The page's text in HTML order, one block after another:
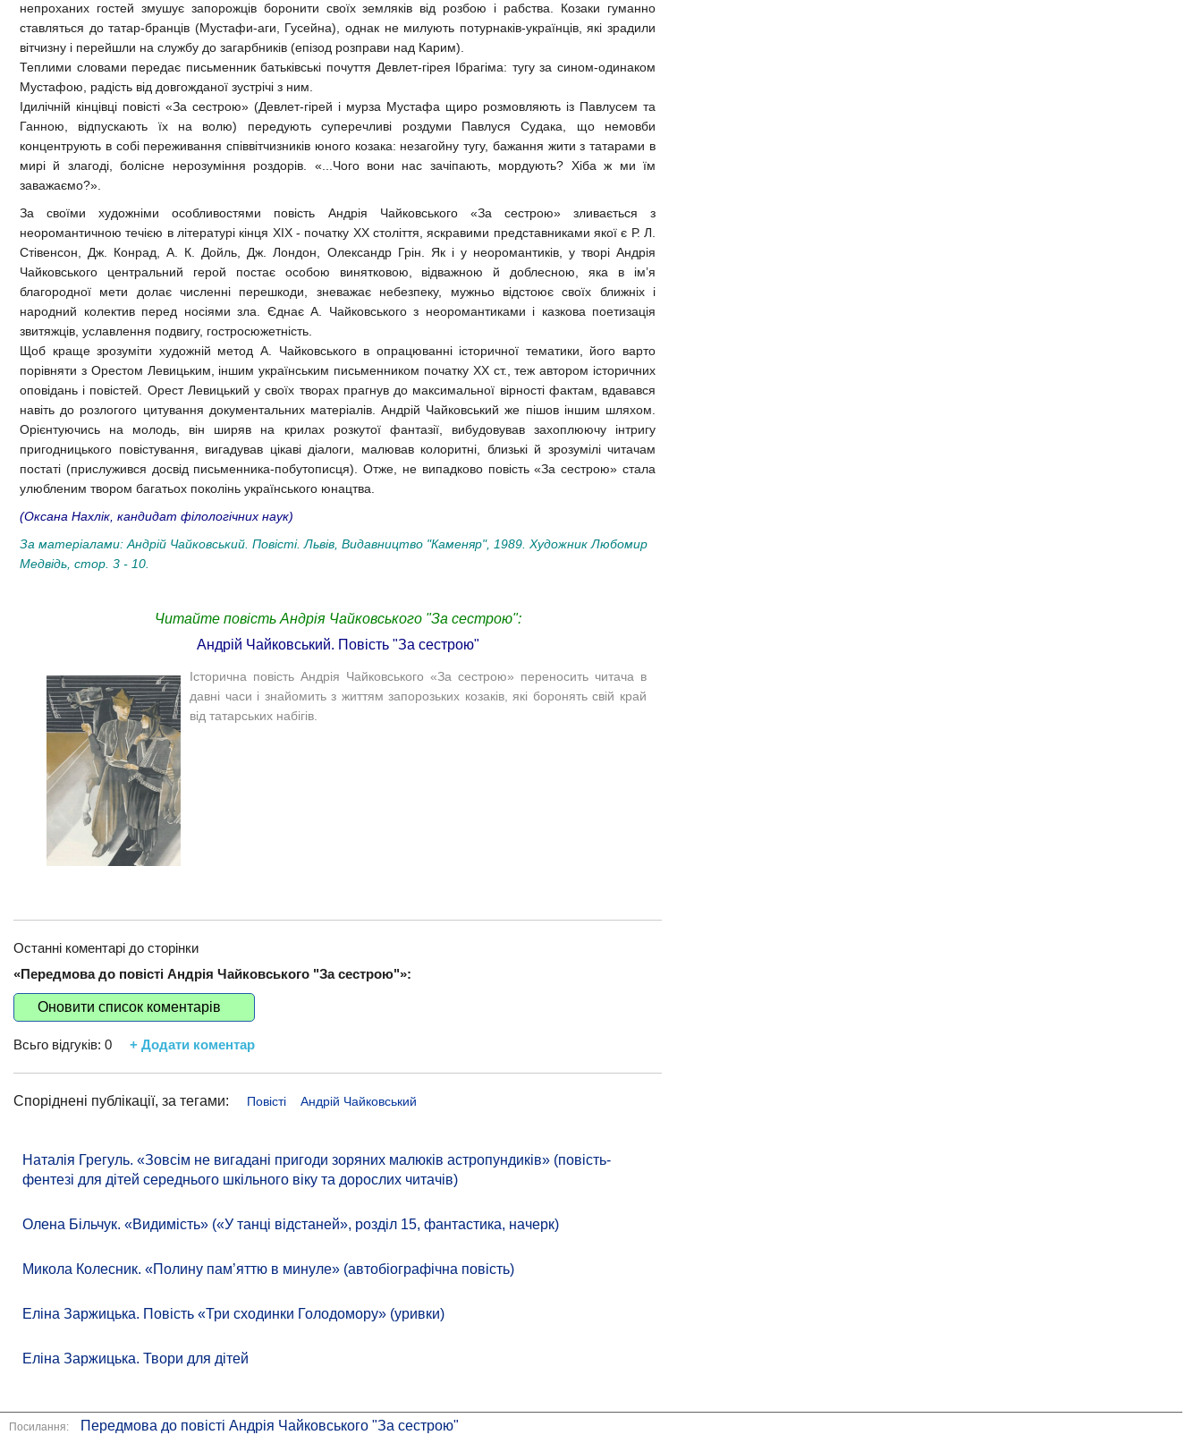
непроханих гостей змушує запорожців боронити своїх земляків від розбою і рабства. Козаки гуманно
ставляться до татар-бранців (Мустафи-аги, Гусейна), однак не милують потурнаків-українців, які зрадили
вітчизну і перейшли на службу до загарбників (епізод розправи над Карим).
Теплими словами передає письменник батьківські почуття Девлет-гірея Ібрагіма: тугу за сином-одинаком
Мустафою, радість від довгожданої зустрічі з ним.
Ідилічній кінцівці повісті «За сестрою» (Девлет-гірей і мурза Мустафа щиро розмовляють із Павлусем та
Ганною, відпускають їх на волю) передують суперечливі роздуми Павлуся Судака, що немовби
концентрують в собі переживання співвітчизників юного козака: незагойну тугу, бажання жити з татарами в
мирі й злагоді, болісне нерозуміння роздорів. «...Чого вони нас зачіпають, мордують? Хіба ж ми їм
заважаємо?».
За своїми художніми особливостями повість Андрія Чайковського «За сестрою» зливається з
неоромантичною течією в літературі кінця XIX - початку XX століття, яскравими представниками якої є Р. Л.
Стівенсон, Дж. Конрад, А. К. Дойль, Дж. Лондон, Олександр Грін. Як і у неоромантиків, у творі Андрія
Чайковського центральний герой постає особою винятковою, відважною й доблесною, яка в ім’я
благородної мети долає численні перешкоди, зневажає небезпеку, мужньо відстоює своїх ближніх і
народний колектив перед носіями зла. Єднає А. Чайковського з неоромантиками і казкова поетизація
звитяжців, уславлення подвигу, гостросюжетність.
Щоб краще зрозуміти художній метод А. Чайковського в опрацюванні історичної тематики, його варто
порівняти з Орестом Левицьким, іншим українським письменником початку XX ст., теж автором історичних
оповідань і повістей. Орест Левицький у своїх творах прагнув до максимальної вірності фактам, вдавався
навіть до розлогого цитування документальних матеріалів. Андрій Чайковський же пішов іншим шляхом.
Орієнтуючись на молодь, він ширяв на крилах розкутої фантазії, вибудовував захоплюючу інтригу
пригодницького повістування, вигадував цікаві діалоги, малював колоритні, близькі й зрозумілі читачам
постаті (прислужився досвід письменника-побутописця). Отже, не випадково повість «За сестрою» стала
улюбленим твором багатьох поколінь українського юнацтва.
(Оксана Нахлік, кандидат філологічних наук)
За матеріалами: Андрій Чайковський. Повісті. Львів, Видавництво "Каменяр", 1989. Художник Любомир
Медвідь, стор. 3 - 10.
Читайте повість Андрія Чайковського "За сестрою":
Андрій Чайковський. Повість "За сестрою"
Історична повість Андрія Чайковського «За сестрою» переносить читача в
давні часи і знайомить з життям запорозьких козаків, які боронять свій край
від татарських набігів.
Останні коментарі до сторінки
«Передмова до повісті Андрія Чайковського "За сестрою"»:
Оновити список коментарів
Всьго відгуків: 0 + Додати коментар
Споріднені публікації, за тегами: Повісті Андрій Чайковський
Наталія Грегуль. «Зовсім не вигадані пригоди зоряних малюків астропундиків» (повість-
фентезі для дітей середнього шкільного віку та дорослих читачів)
Олена Більчук. «Видимість» («У танці відстаней», розділ 15, фантастика, начерк)
Микола Колесник. «Полину пам’яттю в минуле» (автобіографічна повість)
Еліна Заржицька. Повість «Три сходинки Голодомору» (уривки)
Еліна Заржицька. Твори для дітей
Посилання: Передмова до повісті Андрія Чайковського "За сестрою"